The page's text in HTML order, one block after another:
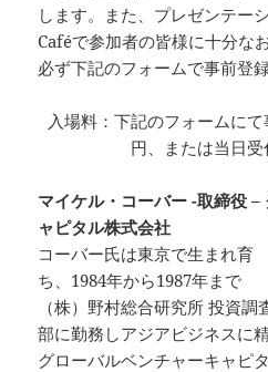
します。また、プレゼンテー
Caféで参加者の皆様に十分な
必ず下記のフォームで事前登
入場料：下記のフォームに
円、または当日
マイケル・コーバー -取締役
ャピタル株式会社
コーバー氏は東京で生まれ育
ち、1984年から1987年まで
（株）野村総合研究所 投資調
部に勤務しアジアビジネスに
グローバルベンチャーキャピ